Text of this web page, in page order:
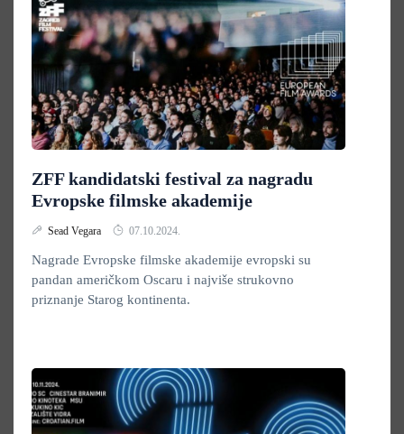
ZFF kandidatski festival za nagradu
Evropske filmske akademije
Sead Vegara 07.10.2024.
Nagrade Evropske filmske akademije evropski su
pandan američkom Oscaru i najviše strukovno
priznanje Starog kontinenta.